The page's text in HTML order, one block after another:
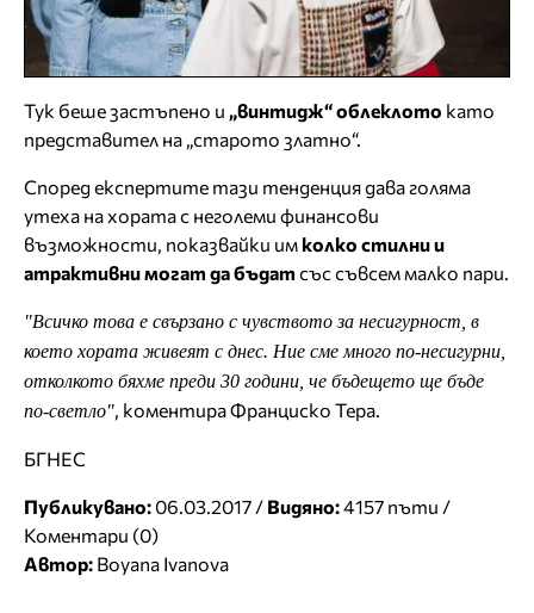
Тук беше застъпено и „винтидж“ облеклото като
представител на „старото златно“.
Според експертите тази тенденция дава голяма
утеха на хората с неголеми финансови
възможности, показвайки им колко стилни и
атрактивни могат да бъдат със съвсем малко пари.
"Всичко това е свързано с чувството за несигурност, в
което хората живеят с днес. Ние сме много по-несигурни,
отколкото бяхме преди 30 години, че бъдещето ще бъде
по-светло", коментира Франциско Тера.
БГНЕС
Публикувано: 06.03.2017 / Видяно:4157 пъти /
Коментари (0)
Автор: Boyana Ivanova